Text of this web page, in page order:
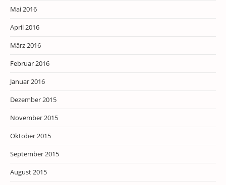
Mai 2016
April 2016
März 2016
Februar 2016
Januar 2016
Dezember 2015
November 2015
Oktober 2015
September 2015
August 2015